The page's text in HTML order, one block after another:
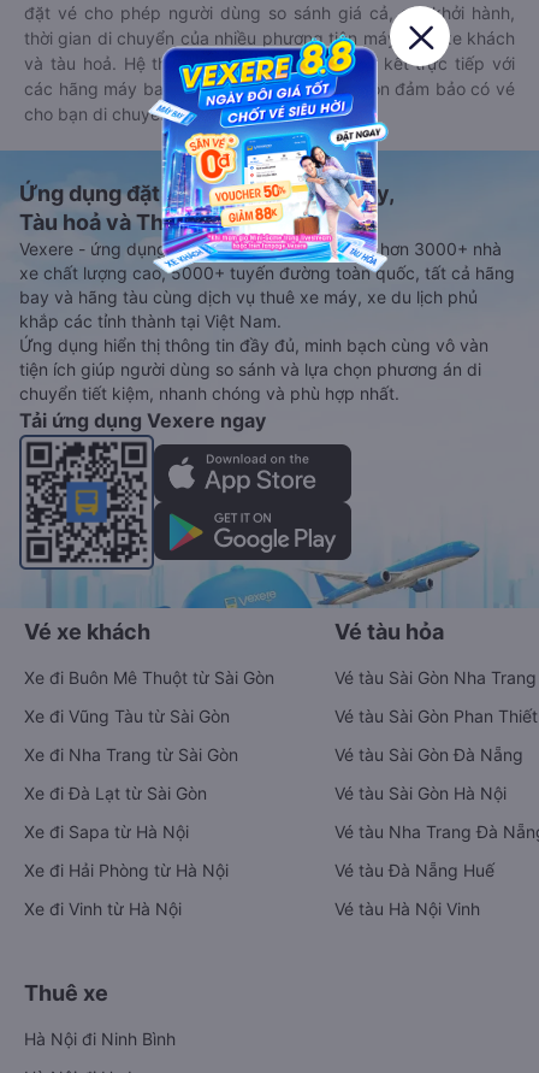
đặt vé cho phép người dùng so sánh giá cả, giờ khởi hành,
thời gian di chuyển của nhiều phương tiện máy bay, xe khách
và tàu hoả. Hệ thống của Goyolo được liên kết trực tiếp với
các hãng máy bay, xe khách và tàu hoả, luôn đảm bảo có vé
cho bạn di chuyển.
Ứng dụng đặt vé Xe khách, Máy bay,
Tàu hoả và Thuê xe
Vexere - ứng dụng đặt vé đa phương tiện với hơn 3000+ nhà
xe chất lượng cao, 5000+ tuyến đường toàn quốc, tất cả hãng
bay và hãng tàu cùng dịch vụ thuê xe máy, xe du lịch phủ
khắp các tỉnh thành tại Việt Nam.
Ứng dụng hiển thị thông tin đầy đủ, minh bạch cùng vô vàn
tiện ích giúp người dùng so sánh và lựa chọn phương án di
chuyển tiết kiệm, nhanh chóng và phù hợp nhất.
Tải ứng dụng Vexere ngay
Vé xe khách
Xe đi Buôn Mê Thuột từ Sài Gòn
Xe đi Vũng Tàu từ Sài Gòn
Xe đi Nha Trang từ Sài Gòn
Xe đi Đà Lạt từ Sài Gòn
Xe đi Sapa từ Hà Nội
Xe đi Hải Phòng từ Hà Nội
Xe đi Vinh từ Hà Nội
Vé tàu hỏa
Vé tàu Sài Gòn Nha Trang
Vé tàu Sài Gòn Phan Thiết
Vé tàu Sài Gòn Đà Nẵng
Vé tàu Sài Gòn Hà Nội
Vé tàu Nha Trang Đà
Vé tàu Đà Nẵng Huế
Vé tàu Hà Nội Vinh
Thuê xe
Hà Nội đi Ninh Bình